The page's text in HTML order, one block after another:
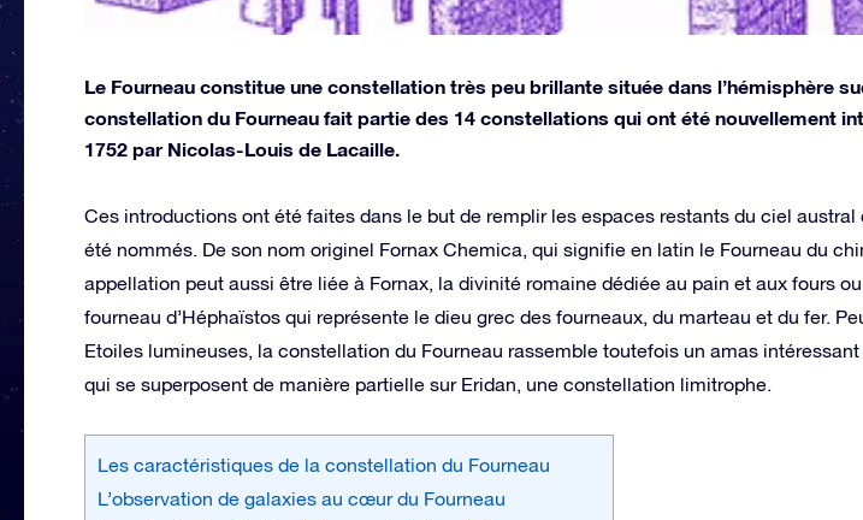
Le Fourneau constitue une constellation très peu brillante située dans l’hémisphère
constellation du Fourneau fait partie des 14 constellations qui ont été nouvellement
1752 par Nicolas-Louis de Lacaille.
Ces introductions ont été faites dans le but de remplir les espaces restants du ciel austral
été nommés. De son nom originel Fornax Chemica, qui signifie en latin le Fourneau du
appellation peut aussi être liée à Fornax, la divinité romaine dédiée au pain et aux fours
fourneau d’Héphaïstos qui représente le dieu grec des fourneaux, du marteau et du fer.
Etoiles lumineuses, la constellation du Fourneau rassemble toutefois un amas
qui se superposent de manière partielle sur Eridan, une constellation limitrophe.
Les caractéristiques de la constellation du Fourneau
L’observation de galaxies au cœur du Fourneau